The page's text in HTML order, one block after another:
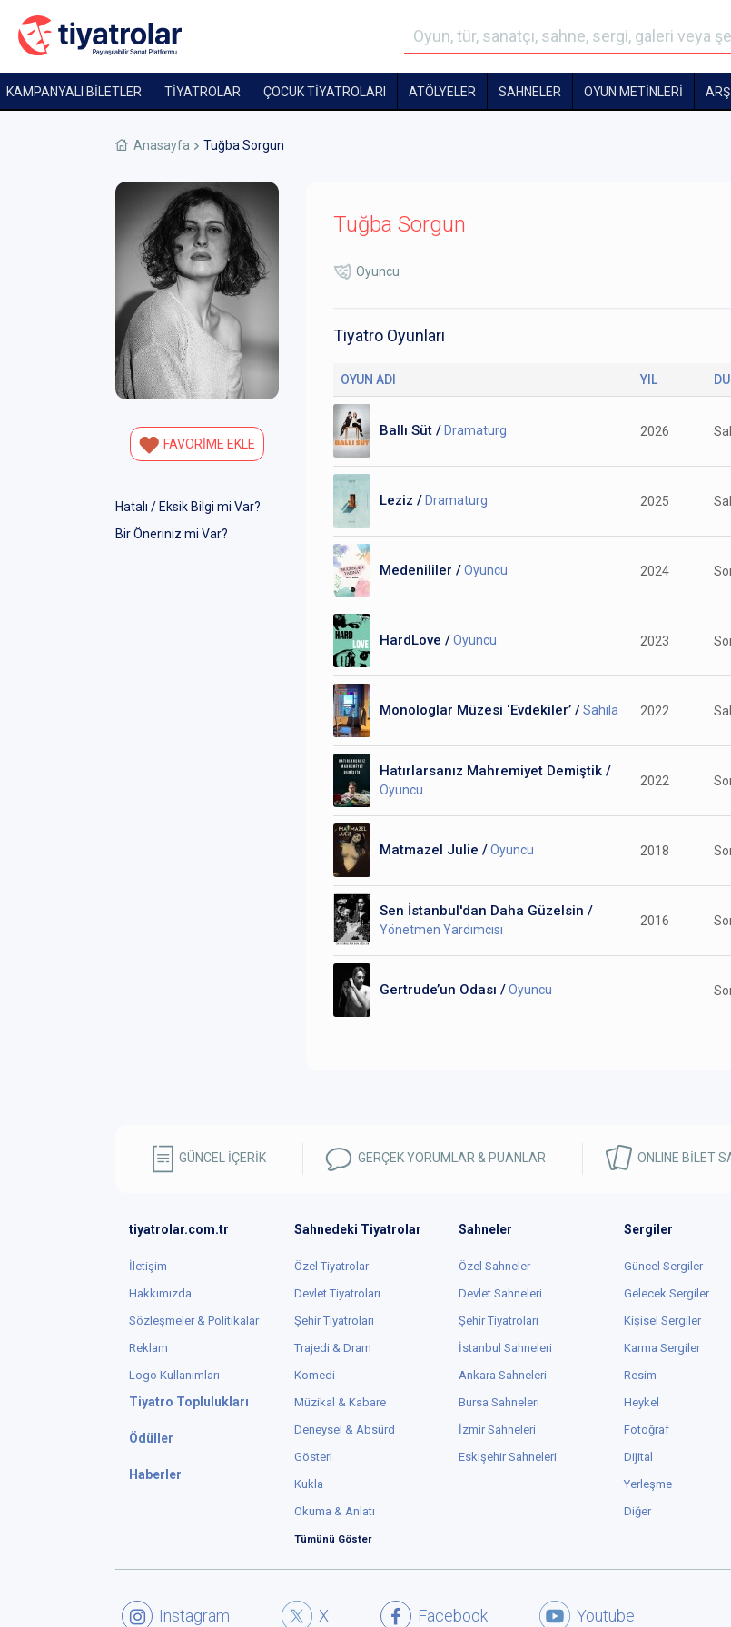
KAMPANYALI BİLETLER TİYATROLAR ÇOCUK TIYATROLARI ATÖLYELER SAHNELER OYUN METİNLERİ
Anasayfa Tuğba Sorgun
FAVORİME EKLE
Hatalı / Eksik Bilgi mi Var?
Bir Öneriniz mi Var?
Tuğba Sorgun
Oyuncu
Tiyatro Oyunları
OYUN ADI YIL
Ballı Süt / Dramaturg 2026
Leziz / Dramaturg 2025
Medenililer /Oyuncu 2024
HardLove /Oyuncu 2023
Monologlar Müzesi ‘Evdekiler’ /Sahila 2022
Hatırlarsanız Mahremiyet Demiştik /
Oyuncu
2022
Matmazel Julie /Oyuncu 2018
Sen İstanbul'dan Daha Güzelsin /
Yönetmen Yardımcısı
2016
Gertrude’un Odası /Oyuncu
GÜNCEL İÇERİK GERÇEK YORUMLAR & PUANLAR ONLINE BİLET
tiyatrolar.com.tr
İletişim
Hakkımızda
Sözleşmeler & Politikalar
Reklam
Logo Kullanımları
Tiyatro Toplulukları
Ödüller
Haberler
Sahnedeki Tiyatrolar
Özel Tiyatrolar
Devlet Tiyatroları
Şehir Tiyatroları
Trajedi & Dram
Komedi
Müzikal & Kabare
Deneysel & Absürd
Gösteri
Kukla
Okuma & Anlatı
Tümünü Göster
Sahneler
Özel Sahneler
Devlet Sahneleri
Şehir Tiyatroları
İstanbul Sahneleri
Ankara Sahneleri
Bursa Sahneleri
İzmir Sahneleri
Eskişehir Sahneleri
Sergiler
Güncel Sergiler
Gelecek Sergiler
Kişisel Sergiler
Karma Sergiler
Resim
Heykel
Fotoğraf
Dijital
Yerleşme
Diğer
Youtube
Facebook
X
Instagram